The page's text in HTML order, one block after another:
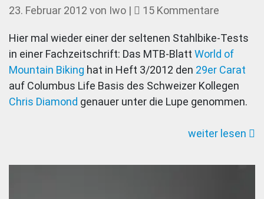
23. Februar 2012 von Iwo | 15 Kommentare
Tourer-
Figur:
Chris
Diamond
Carat
im
Hier mal wieder einer der seltenen Stahlbike-Tests
in einer Fachzeitschrift: Das MTB-Blatt World of
Mountain Biking hat in Heft 3/2012 den 29er Carat
auf Columbus Life Basis des Schweizer Kollegen
Chris Diamond genauer unter die Lupe genommen.
weiter lesen